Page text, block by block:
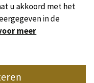
2 persoon/personen
Camping Dordogne
u akkoord met het
in de
meer